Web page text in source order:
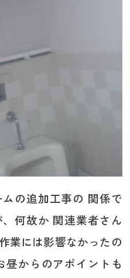
の追加工事の 関係で
何故か 関連業者さん
業には影響なかったの
昼からのアポイントも